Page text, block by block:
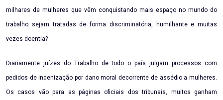
milhares de mulheres que vêm conquistando mais espaço no mundo do
trabalho sejam tratadas de forma discriminatória, humilhante e muitas
vezes doentia?
Diariamente juízes do Trabalho de todo o país julgam processos com
pedidos de indenização por dano moral decorrente de assédio a mulheres.
Os casos vão para as páginas oficiais dos tribunais, muitos ganham